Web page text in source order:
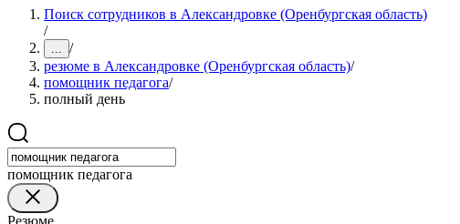
Поиск сотрудников в Александровке (Оренбургская область)
/
... /
резюме в Александровке (Оренбургская область)/
помощник педагога/
полный день
помощник педагога
Резюме